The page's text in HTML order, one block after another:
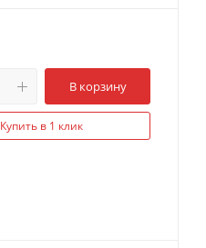
В корзину
Купить в 1 клик